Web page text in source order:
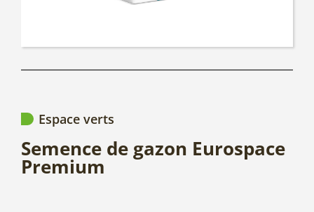
Espace verts
Semence de gazon Eurospace
Premium